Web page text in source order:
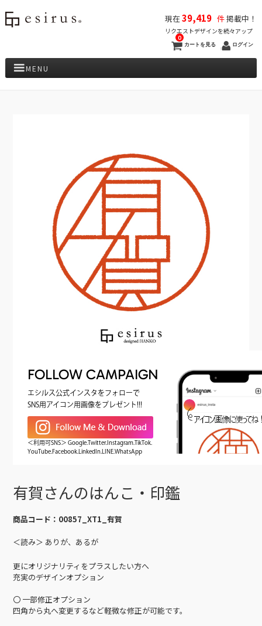
現在39,419 件掲載中！
リクエストデザインを続々アップ
カートを見る
0
ログイン
MENU
FOLLOW CAMPAIGN
エシルス公式インスタをフォローで
SNS用アイコン用画像をプレゼント!!!
＜利用可SNS＞ Google.Twitter.Instagram.TikTok.
YouTube.Facebook.LinkedIn.LINE.WhatsApp
有賀さんのはんこ・印鑑
商品コード： 00857_XT1_有賀
＜読み＞ ありが、あるが
更にオリジナリティをプラスしたい方へ
充実のデザインオプション
〇 一部修正オプション
四角から丸へ変更するなど軽微な修正が可能です。